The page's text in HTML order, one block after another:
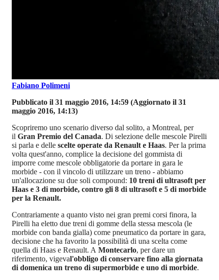
Fabiano Polimeni
Pubblicato il 31 maggio 2016, 14:59 (Aggiornato il 31
maggio 2016, 14:13)
Scopriremo uno scenario diverso dal solito, a Montreal, per
il Gran Premio del Canada. Di selezione delle mescole Pirelli
si parla e delle scelte operate da Renault e Haas. Per la prima
volta quest'anno, complice la decisione del gommista di
imporre come mescole obbligatorie da portare in gara le
morbide - con il vincolo di utilizzare un treno - abbiamo
un'allocazione su due soli compound: 10 treni di ultrasoft per
Haas e 3 di morbide, contro gli 8 di ultrasoft e 5 di morbide
per la Renault.
Contrariamente a quanto visto nei gran premi corsi finora, la
Pirelli ha eletto due treni di gomme della stessa mescola (le
morbide con banda gialla) come pneumatico da portare in gara,
decisione che ha favorito la possibilità di una scelta come
quella di Haas e Renault. A Montecarlo, per dare un
riferimento, vigeval'obbligo di conservare fino alla giornata
di domenica un treno di supermorbide e uno di morbide.